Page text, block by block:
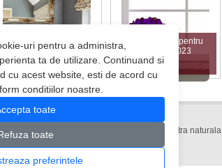
uri pentru a administra,
ta de utilizare. Continuand si
cu acest website, esti de acord cu
conditiilor noastre.
toate
toate
preferintele
Glafuri de granit roz
pentru baie
Culori de granit pentru
glafuri in anul 2023
Copyright © 2026
- Glafuri piatra naturala
PartenerAlgabeth